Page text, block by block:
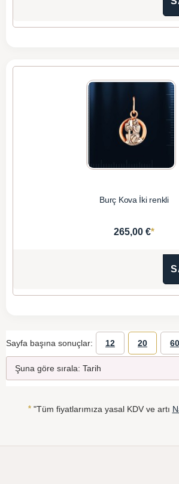
Burç Kova İki renkli
265,00 €*
Sayfa başına sonuçlar: 12 20 60
*"Tüm fiyatlarımıza yasal KDV ve artı